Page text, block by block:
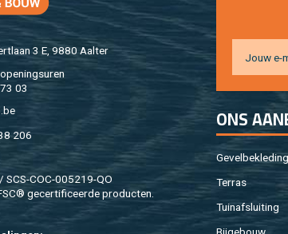
3 E, 9880 Aal­ter
03
206
COC-005219-QO
ge­cer­ti­fi­ceer­de pro­duc­ten.
ONS
Ge­vel­be­kle­ding
Ter­ras
Tuin­af­slui­ting
Bij­ge­bouw